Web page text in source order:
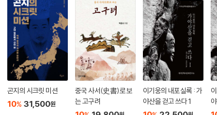
곤지의 시크릿 미션
10% 31,500원
중국 사서(史書)로 보
는 고구려
이기웅의 내포실록 : 가
야산을 걷고 쓰다 1